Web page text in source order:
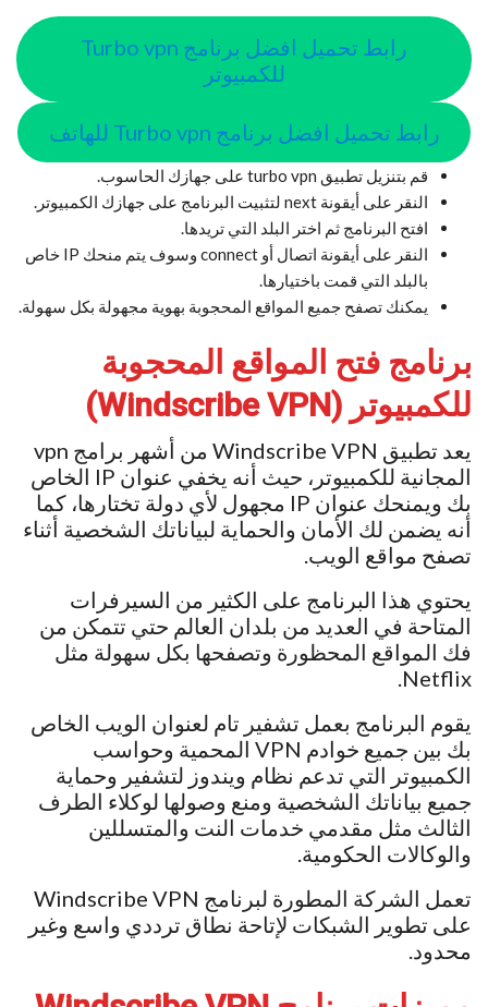
رابط تحميل افضل برنامج Turbo vpn
للكمبيوتر
رابط تحميل افضل برنامج Turbo vpn للهاتف
قم بتنزيل تطبيق turbo vpn على جهازك الحاسوب.
النقر على أيقونة next لتثبيت البرنامج على جهازك الكمبيوتر.
افتح البرنامج ثم اختر البلد التي تريدها.
النقر على أيقونة اتصال أو connect وسوف يتم منحك IP خاص
بالبلد التي قمت باختيارها.
يمكنك تصفح جميع المواقع المحجوبة بهوية مجهولة بكل سهولة.
برنامج فتح المواقع المحجوبة
للكمبيوتر (Windscribe VPN)
يعد تطبيق Windscribe VPN من أشهر برامج vpn
المجانية للكمبيوتر، حيث أنه يخفي عنوان IP الخاص
بك ويمنحك عنوان IP مجهول لأي دولة تختارها، كما
أنه يضمن لك الأمان والحماية لبياناتك الشخصية أثناء
تصفح مواقع الويب.
يحتوي هذا البرنامج على الكثير من السيرفرات
المتاحة في العديد من بلدان العالم حتي تتمكن من
فك المواقع المحظورة وتصفحها بكل سهولة مثل
Netflix.
يقوم البرنامج بعمل تشفير تام لعنوان الويب الخاص
بك بين جميع خوادم VPN المحمية وحواسب
الكمبيوتر التي تدعم نظام ويندوز لتشفير وحماية
جميع بياناتك الشخصية ومنع وصولها لوكلاء الطرف
الثالث مثل مقدمي خدمات النت والمتسللين
والوكالات الحكومية.
تعمل الشركة المطورة لبرنامج Windscribe VPN
على تطوير الشبكات لإتاحة نطاق ترددي واسع وغير
محدود.